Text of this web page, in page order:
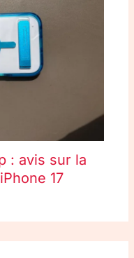
: avis sur la
17